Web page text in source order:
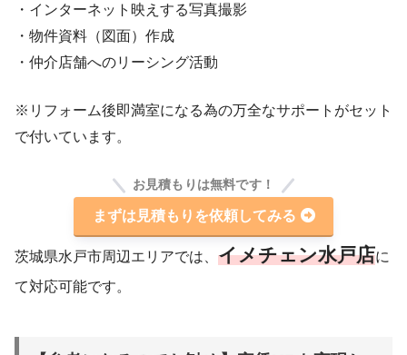
・インターネット映えする写真撮影
・物件資料（図面）作成
・仲介店舗へのリーシング活動
※リフォーム後即満室になる為の万全なサポートがセット
で付いています。
お見積もりは無料です！
まずは見積もりを依頼してみる
茨城県水戸市周辺エリアでは、 イメチェン水戸店に
て対応可能です。